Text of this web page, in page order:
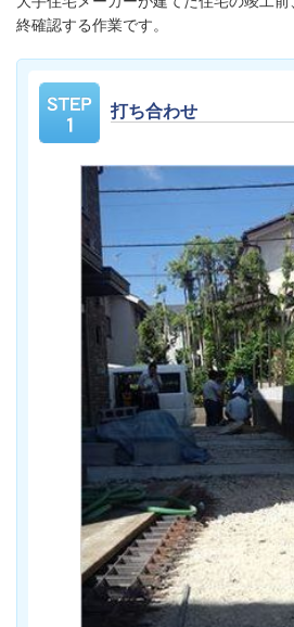
終確認する作業です。
打ち合わせ